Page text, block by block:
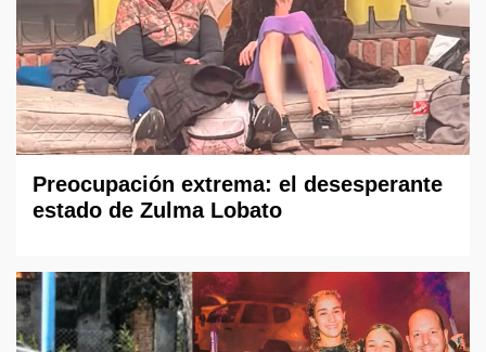
Preocupación extrema: el desesperante
estado de Zulma Lobato